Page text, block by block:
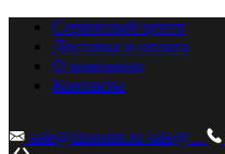
Сервисный центр
Доставка и оплата
О компании
Контакты
sale@zionstm.ru sale@...